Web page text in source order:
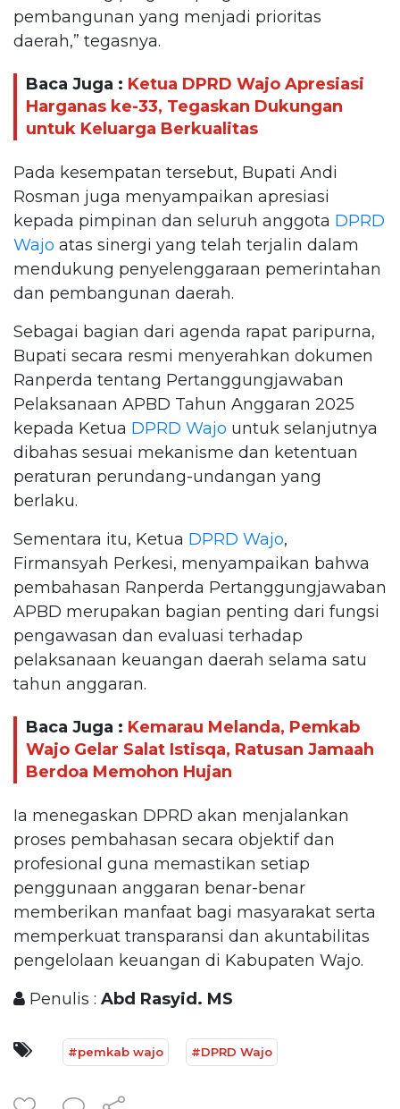
pembangunan yang menjadi prioritas
daerah,” tegasnya.
Baca Juga : Ketua DPRD Wajo Apresiasi
Harganas ke-33, Tegaskan Dukungan
untuk Keluarga Berkualitas
Pada kesempatan tersebut, Bupati Andi
Rosman juga menyampaikan apresiasi
kepada pimpinan dan seluruh anggota DPRD
Wajo atas sinergi yang telah terjalin dalam
mendukung penyelenggaraan pemerintahan
dan pembangunan daerah.
Sebagai bagian dari agenda rapat paripurna,
Bupati secara resmi menyerahkan dokumen
Ranperda tentang Pertanggungjawaban
Pelaksanaan APBD Tahun Anggaran 2025
kepada Ketua DPRD Wajo untuk selanjutnya
dibahas sesuai mekanisme dan ketentuan
peraturan perundang-undangan yang
berlaku.
Sementara itu, Ketua DPRD Wajo,
Firmansyah Perkesi, menyampaikan bahwa
pembahasan Ranperda Pertanggungjawaban
APBD merupakan bagian penting dari fungsi
pengawasan dan evaluasi terhadap
pelaksanaan keuangan daerah selama satu
tahun anggaran.
Baca Juga : Kemarau Melanda, Pemkab
Wajo Gelar Salat Istisqa, Ratusan Jamaah
Berdoa Memohon Hujan
Ia menegaskan DPRD akan menjalankan
proses pembahasan secara objektif dan
profesional guna memastikan setiap
penggunaan anggaran benar-benar
memberikan manfaat bagi masyarakat serta
memperkuat transparansi dan akuntabilitas
pengelolaan keuangan di Kabupaten Wajo.
Penulis : Abd Rasyid. MS
#pemkab wajo #DPRD Wajo